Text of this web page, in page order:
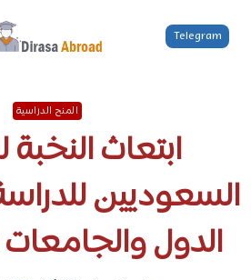
المحتوى
Telegram
المنح الدراسية
ابتعاث
السعوديين
الدول